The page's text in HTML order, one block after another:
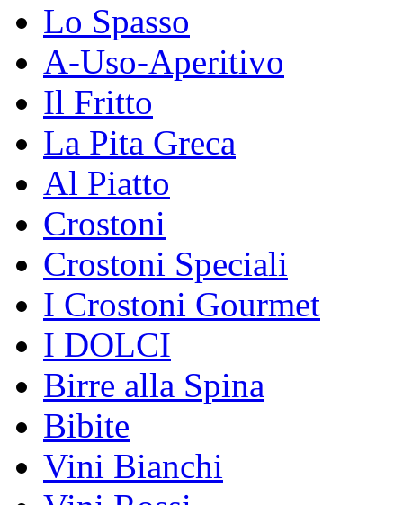
Lo Spasso
A-Uso-Aperitivo
Il Fritto
La Pita Greca
Al Piatto
Crostoni
Crostoni Speciali
I Crostoni Gourmet
I DOLCI
Birre alla Spina
Bibite
Vini Bianchi